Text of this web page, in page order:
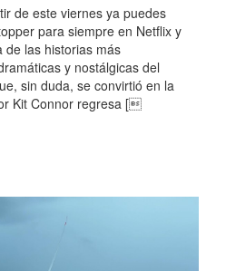
de este viernes ya puedes
para siempre en Netflix y
de las historias más
y nostálgicas del
sin duda, se convirtió en la
Kit Connor regresa [